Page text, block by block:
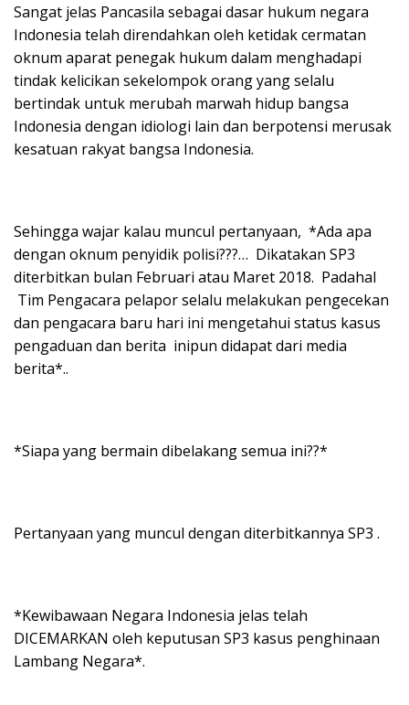
Sangat jelas Pancasila sebagai dasar hukum negara
Indonesia telah direndahkan oleh ketidak cermatan
oknum aparat penegak hukum dalam menghadapi
tindak kelicikan sekelompok orang yang selalu
bertindak untuk merubah marwah hidup bangsa
Indonesia dengan idiologi lain dan berpotensi merusak
kesatuan rakyat bangsa Indonesia.
Sehingga wajar kalau muncul pertanyaan, *Ada apa
dengan oknum penyidik polisi???… Dikatakan SP3
diterbitkan bulan Februari atau Maret 2018. Padahal
Tim Pengacara pelapor selalu melakukan pengecekan
dan pengacara baru hari ini mengetahui status kasus
pengaduan dan berita inipun didapat dari media
berita*..
*Siapa yang bermain dibelakang semua ini??*
Pertanyaan yang muncul dengan diterbitkannya SP3 .
*Kewibawaan Negara Indonesia jelas telah
DICEMARKAN oleh keputusan SP3 kasus penghinaan
Lambang Negara*.